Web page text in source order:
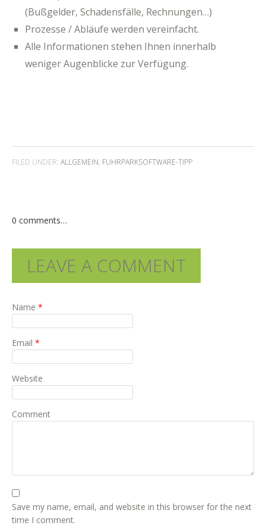
(Bußgelder, Schadensfälle, Rechnungen…)
Prozesse / Abläufe werden vereinfacht.
Alle Informationen stehen Ihnen innerhalb
weniger Augenblicke zur Verfügung.
FILED UNDER: ALLGEMEIN, FUHRPARKSOFTWARE-TIPP
0 comments…
LEAVE A COMMENT
Name *
Email *
Website
Comment
Save my name, email, and website in this browser for the next
time I comment.